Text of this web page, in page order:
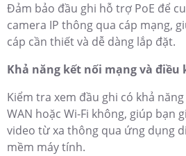
Đảm bảo đầu ghi hỗ trợ PoE để
camera IP thông qua cáp mạng,
cáp cần thiết và dễ dàng lắp đặt.
Khả năng kết nối mạng và điều
Kiểm tra xem đầu ghi có khả
WAN hoặc Wi-Fi không, giúp bạn
video từ xa thông qua ứng dụng
mềm máy tính.